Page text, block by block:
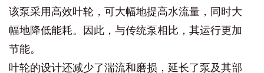
该泵采用高效叶轮，可大幅地提高水流量，同时大
幅地降低能耗。因此，与传统泵相比，其运行更加
节能。
叶轮的设计还减少了湍流和磨损，延长了泵及其部